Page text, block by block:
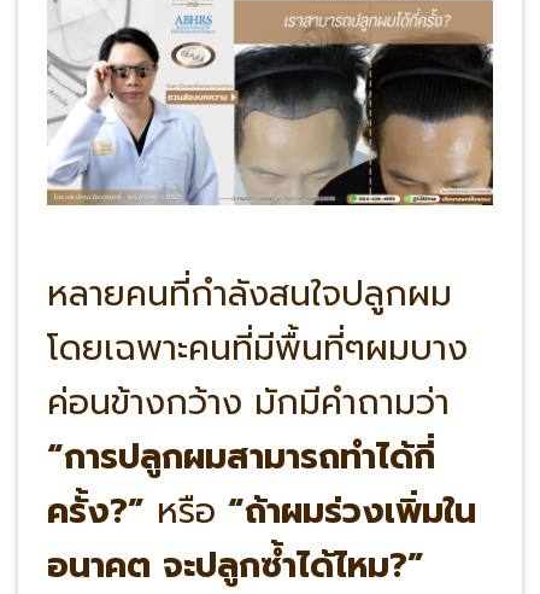
หลายคนที่กำลังสนใจปลูกผม
โดยเฉพาะคนที่มีพื้นที่ๆผมบาง
ค่อนข้างกว้าง มักมีคำถามว่า
“การปลูกผมสามารถทำได้กี่
ครั้ง?” หรือ “ถ้าผมร่วงเพิ่มใน
อนาคต จะปลูกซ้ำได้ไหม?”